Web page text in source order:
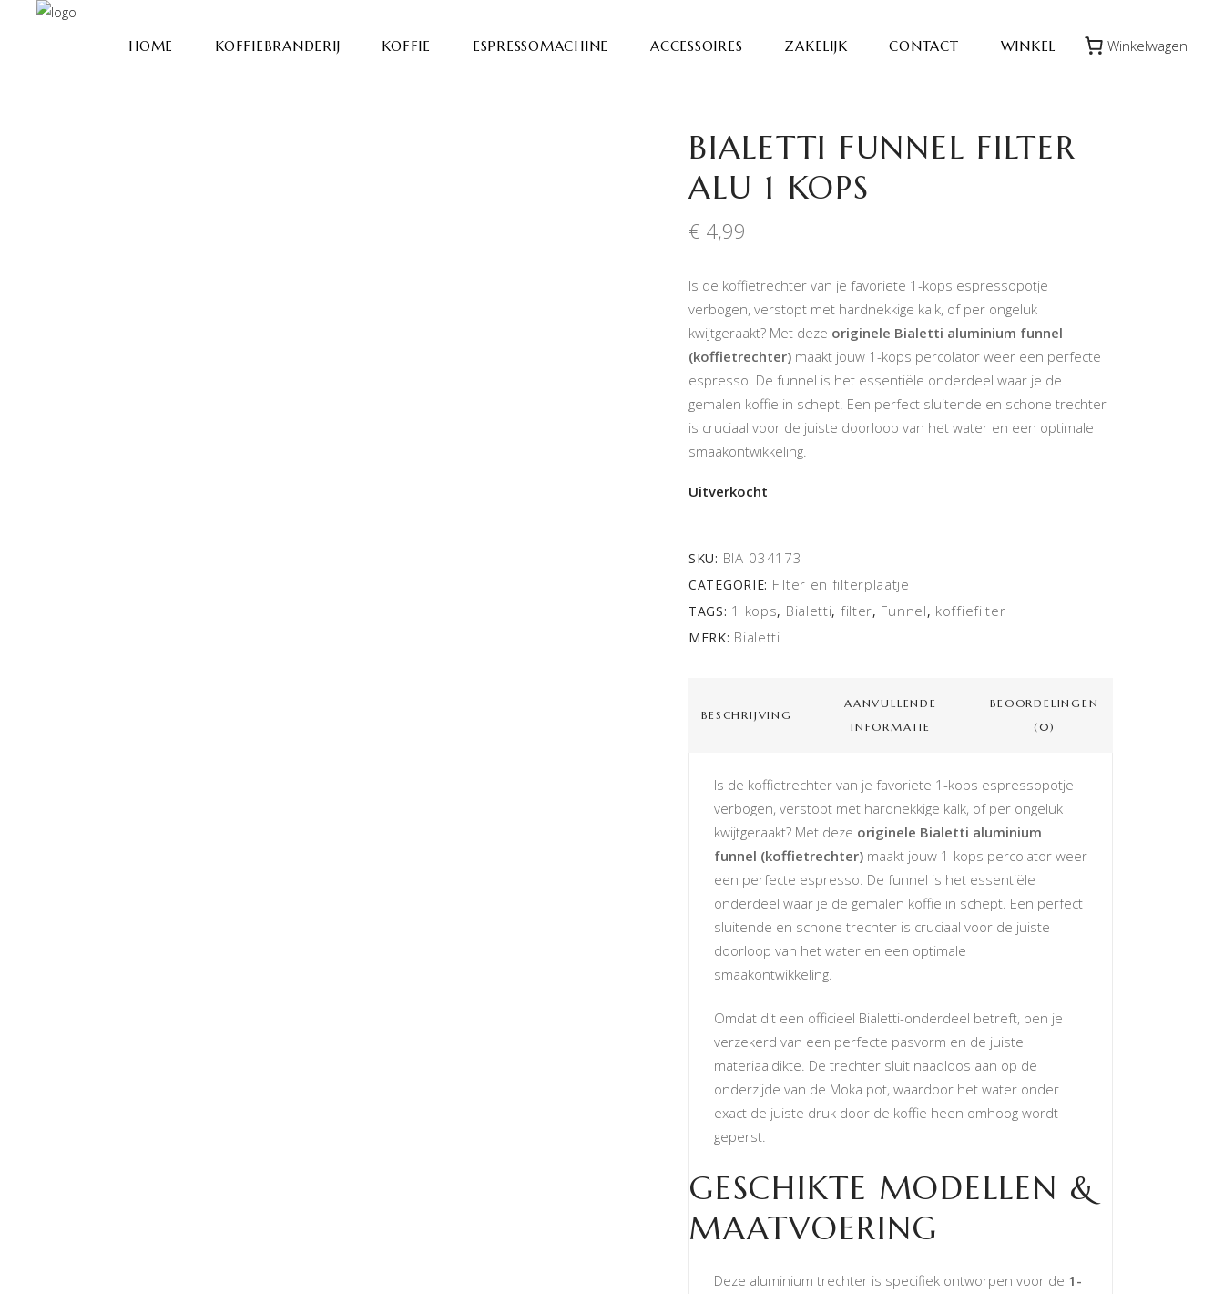
HOME KOFFIEBRANDERIJ KOFFIE ESPRESSOMACHINE ACCESSOIRES ZAKELIJK CONTACT WINKEL Winkelwagen
BIALETTI FUNNEL FILTER
ALU 1 KOPS
€ 4,99
Is de koffietrechter van je favoriete 1-kops espressopotje
verbogen, verstopt met hardnekkige kalk, of per ongeluk
kwijtgeraakt? Met deze originele Bialetti aluminium funnel
(koffietrechter) maakt jouw 1-kops percolator weer een perfecte
espresso. De funnel is het essentiële onderdeel waar je de
gemalen koffie in schept. Een perfect sluitende en schone trechter
is cruciaal voor de juiste doorloop van het water en een optimale
smaakontwikkeling.
Uitverkocht
SKU: BIA-034173
CATEGORIE: Filter en filterplaatje
TAGS: 1 kops, Bialetti, filter, Funnel, koffiefilter
MERK: Bialetti
BESCHRIJVING
AANVULLENDE
INFORMATIE
BEOORDELINGEN
(0)
Is de koffietrechter van je favoriete 1-kops espressopotje
verbogen, verstopt met hardnekkige kalk, of per ongeluk
kwijtgeraakt? Met deze originele Bialetti aluminium
funnel (koffietrechter) maakt jouw 1-kops percolator weer
een perfecte espresso. De funnel is het essentiële
onderdeel waar je de gemalen koffie in schept. Een perfect
sluitende en schone trechter is cruciaal voor de juiste
doorloop van het water en een optimale
smaakontwikkeling.
Omdat dit een officieel Bialetti-onderdeel betreft, ben je
verzekerd van een perfecte pasvorm en de juiste
materiaaldikte. De trechter sluit naadloos aan op de
onderzijde van de Moka pot, waardoor het water onder
exact de juiste druk door de koffie heen omhoog wordt
geperst.
GESCHIKTE MODELLEN &
MAATVOERING
Deze aluminium trechter is specifiek ontworpen voor de 1-